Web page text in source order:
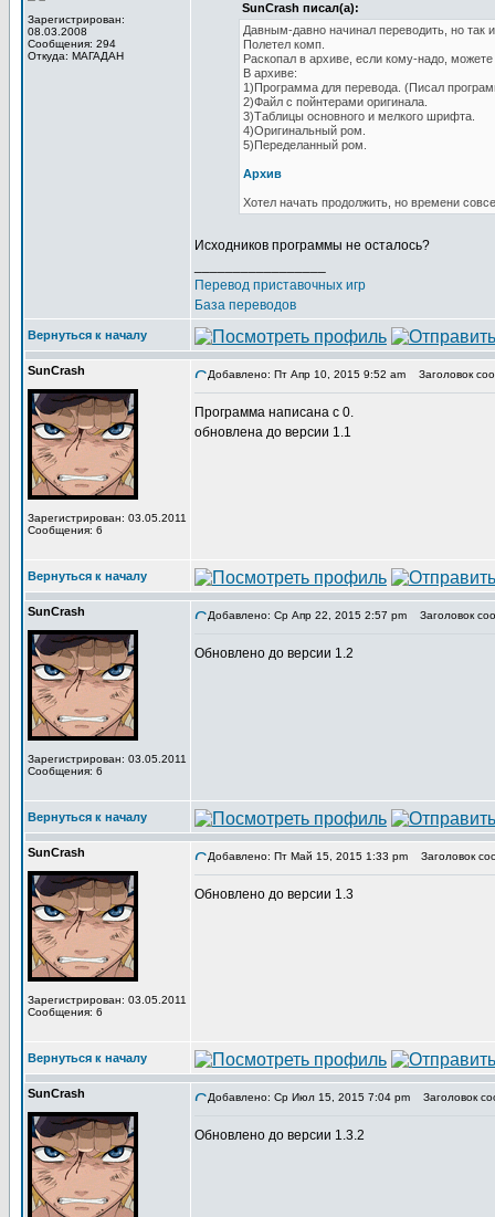
Зарегистрирован:
08.03.2008
Сообщения: 294
Откуда: МАГАДАН
SunCrash писал(а):
Давным-давно начинал переводить, но так
Полетел комп.
Раскопал в архиве, если кому-надо, можете
В архиве:
1)Программа для перевода. (Писал
2)Файл с пойнтерами оригинала.
3)Таблицы основного и мелкого шрифта.
4)Оригинальный ром.
5)Переделанный ром.
Архив
Хотел начать продолжить, но времени
Исходников программы не осталось?
Перевод приставочных игр
База переводов
Вернуться к началу
SunCrash
Зарегистрирован: 03.05.2011
Сообщения: 6
Добавлено: Пт Апр 10, 2015 9:52 am Заголовок
Программа написана с 0.
обновлена до версии 1.1
Вернуться к началу
SunCrash
Зарегистрирован: 03.05.2011
Сообщения: 6
Добавлено: Ср Апр 22, 2015 2:57 pm Заголовок
Обновлено до версии 1.2
Вернуться к началу
SunCrash
Зарегистрирован: 03.05.2011
Сообщения: 6
Добавлено: Пт Май 15, 2015 1:33 pm Заголовок
Обновлено до версии 1.3
Вернуться к началу
SunCrash Добавлено: Ср Июл 15, 2015 7:04 pm Заголовок
Обновлено до версии 1.3.2